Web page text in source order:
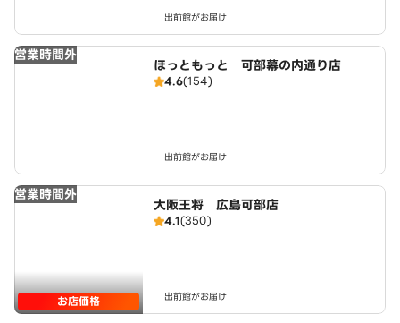
出前館がお届け
営業時間外
ほっともっと 可部幕の内通り店
4.6(154)
出前館がお届け
営業時間外
お店価格
大阪王将 広島可部店
4.1(350)
出前館がお届け